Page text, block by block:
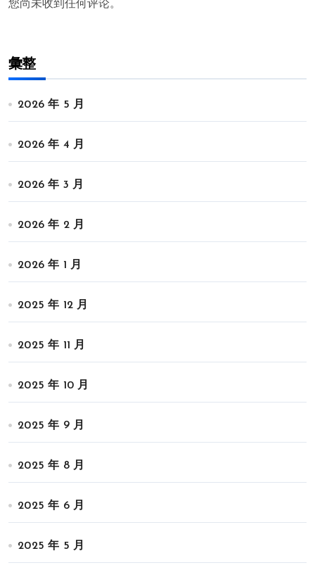
您尚未收到任何评论。
彙整
2026 年 5 月
2026 年 4 月
2026 年 3 月
2026 年 2 月
2026 年 1 月
2025 年 12 月
2025 年 11 月
2025 年 10 月
2025 年 9 月
2025 年 8 月
2025 年 6 月
2025 年 5 月